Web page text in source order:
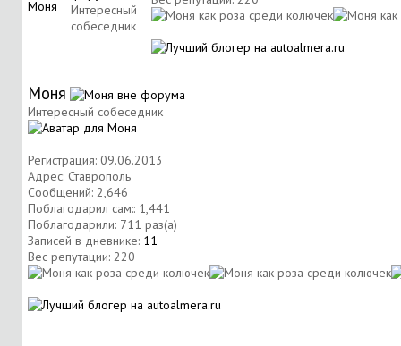
Интересный
собеседник
Моня
Интересный собеседник
Регистрация: 09.06.2013
Адрес: Ставрополь
Сообщений: 2,646
Поблагодарил сам:: 1,441
Поблагодарили: 711 раз(а)
Записей в дневнике: 11
Вес репутации: 220